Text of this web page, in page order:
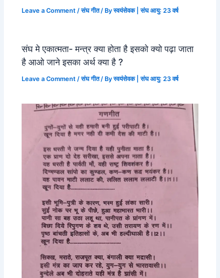
Leave a Comment /संघ गीत/ Byस्वयंसेवक | संघ आयु: 23 वर्ष
संघ मे एकात्मता- मन्त्र क्या होता है इसको क्यो पढ़ा जाता
है आओ जाने इसका अर्थ क्या है ?
Leave a Comment /संघ गीत/ Byस्वयंसेवक | संघ आयु: 23 वर्ष